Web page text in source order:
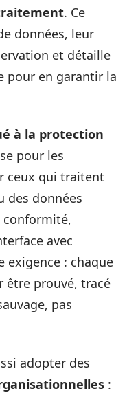
. Ce
données, leur
et détaille
pour en garantir la
à la protection
pour les
ceux qui traitent
des données
conformité,
avec
exigence : chaque
être prouvé, tracé
pas
adopter des
: